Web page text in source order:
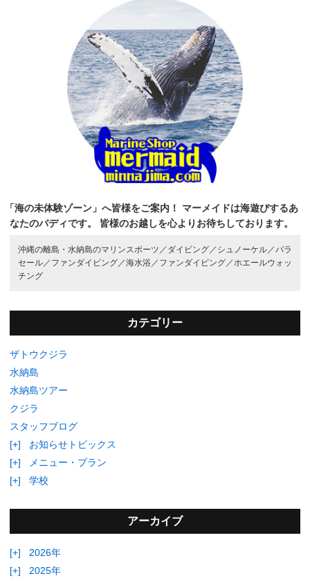
「海の未体験ゾーン」へ皆様をご案内！
マーメイドは海遊びするあ
なたのバディです。
皆様のお越しを心よりお待ちしております。
沖縄の離島・水納島のマリンスポーツ／ ダイビング／ シュノーケル／パラ
セール／ ファンダイビング／海水浴／ ファンダイビング／ホエールウォッ
チング
カテゴリー
ザトウクジラ
水納島
水納島ツアー
クジラ
スタッフブログ
[+]
お知らせトピックス
[+]
メニュー・プラン
[+]
学校
アーカイブ
[+]
2026年
[+]
2025年